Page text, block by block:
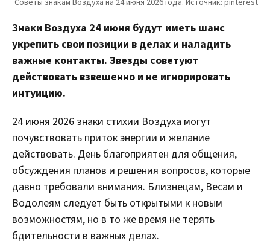
Знаки Воздуха 24 июня будут иметь шанс
укрепить свои позиции в делах и наладить
важные контакты. Звезды советуют
действовать взвешенно и не игнорировать
интуицию.
24 июня 2026 знаки стихии Воздуха могут
почувствовать приток энергии и желание
действовать. День благоприятен для общения,
обсуждения планов и решения вопросов, которые
давно требовали внимания. Близнецам, Весам и
Водолеям следует быть открытыми к новым
возможностям, но в то же время не терять
бдительности в важных делах.